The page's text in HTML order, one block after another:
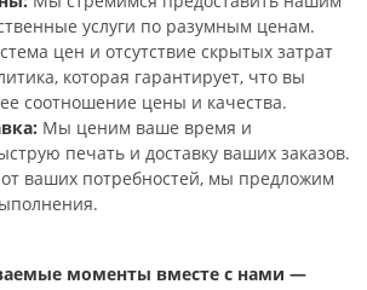
услуги по разумным ценам.
цен и отсутствие скрытых затрат
которая гарантирует, что вы
соотношение цены и качества.
Мы ценим ваше время и
печать и доставку ваших заказов.
ваших потребностей, мы предложим
моменты вместе с нами —